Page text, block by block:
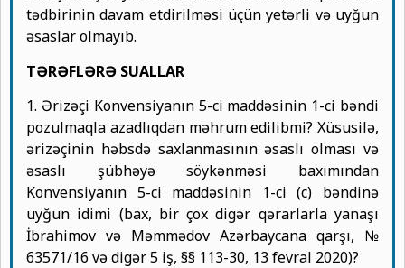
tədbirinin davam etdirilməsi üçün yetərli və uyğun
əsaslar olmayıb.
TƏRƏFLƏRƏ SUALLAR
1. Ərizəçi Konvensiyanın 5-ci maddəsinin 1-ci bəndi
pozulmaqla azadlıqdan məhrum edilibmi? Xüsusilə,
ərizəçinin həbsdə saxlanmasının əsaslı olması və
əsaslı şübhəyə söykənməsi baxımından
Konvensiyanın 5-ci maddəsinin 1-ci (c) bəndinə
uyğun idimi (bax, bir çox digər qərarlarla yanaşı
İbrahimov və Məmmədov Azərbaycana qarşı, №
63571/16 və digər 5 iş, §§ 113-30, 13 fevral 2020)?